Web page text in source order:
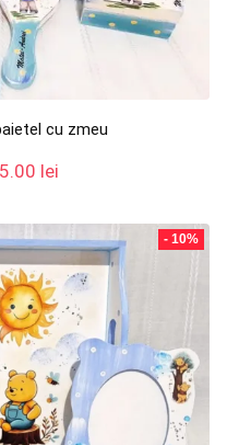
cu zmeu
lei.
leiPrețul
225.00 lei.
- 10%